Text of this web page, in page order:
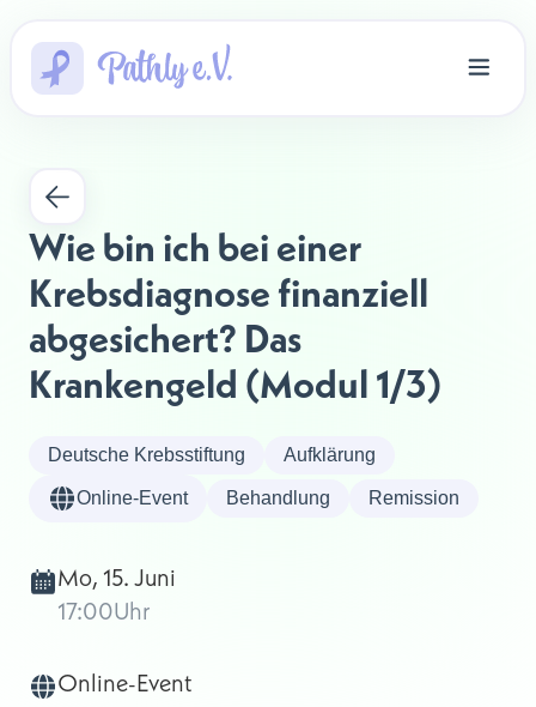
Wie bin ich bei einer
Krebsdiagnose finanziell
abgesichert? Das
Krankengeld (Modul 1/3)
Deutsche Krebsstiftung Aufklärung
Online-Event Behandlung Remission
Mo, 15. Juni
17:00Uhr
Online-Event